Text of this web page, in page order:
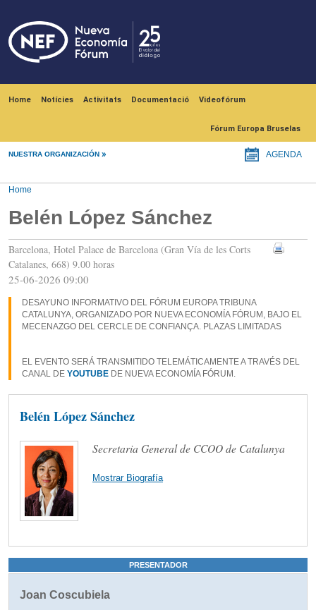
Home Notícies Activitats Documentació Videofórum
Fórum Europa Bruselas
NUESTRA ORGANIZACIÓN AGENDA
Home
Belén López Sánchez
Barcelona, Hotel Palace de Barcelona (Gran Vía de les Corts
Catalanes, 668) 9.00 horas
25-06-2026 09:00
DESAYUNO INFORMATIVO DEL FÓRUM EUROPA TRIBUNA
CATALUNYA, ORGANIZADO POR NUEVA ECONOMÍA FÓRUM, BAJO EL
MECENAZGO DEL CERCLE DE CONFIANÇA. PLAZAS LIMITADAS
EL EVENTO SERÁ TRANSMITIDO TELEMÁTICAMENTE A TRAVÉS DEL
CANAL DE YOUTUBE DE NUEVA ECONOMÍA FÓRUM.
Belén López Sánchez
Secretaria General de CCOO de Catalunya
Mostrar Biografía
PRESENTADOR
Joan Coscubiela